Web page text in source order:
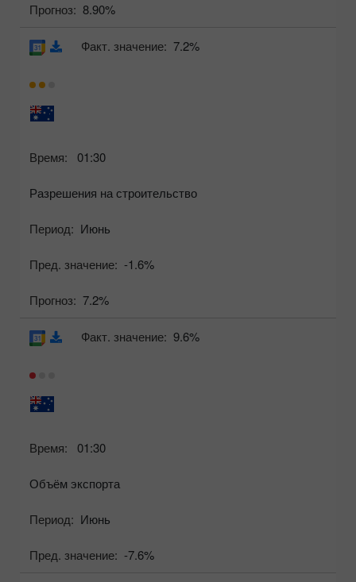
Прогноз: 8.90%
Время: 01:30
Разрешения на строительство
Период: Июнь
Пред. значение: -1.6%
Прогноз: 7.2%
Факт. значение: 7.2%
Время: 01:30
Объём экспорта
Период: Июнь
Пред. значение: -7.6%
Факт. значение: 9.6%